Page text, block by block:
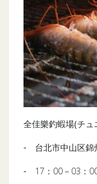
全佳樂釣蝦場(チ
‐ 台北市中山区錦
‐ 17：00－03：